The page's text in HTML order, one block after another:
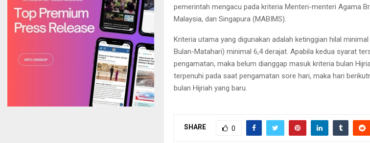
pemerintah mengacu pada kriteria Menteri-menteri Agama
Malaysia, dan Singapura (MABIMS).
Kriteria utama yang digunakan adalah ketinggian hilal
Bulan-Matahari) minimal 6,4 derajat. Apabila kedua syarat
pengamatan, maka belum dianggap masuk kriteria bulan
terpenuhi pada saat pengamatan sore hari, maka hari
bulan Hijriah yang baru.
SHARE 0